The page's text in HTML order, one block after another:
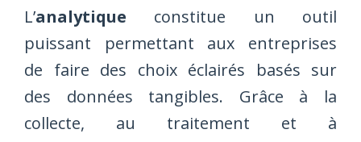
L’analytique constitue un outil
puissant permettant aux entreprises
de faire des choix éclairés basés sur
des données tangibles. Grâce à la
collecte, au traitement et à